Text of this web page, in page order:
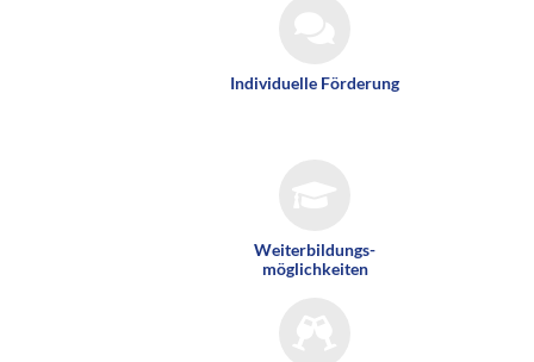
Individuelle Förderung
Weiterbildungs-
möglichkeiten